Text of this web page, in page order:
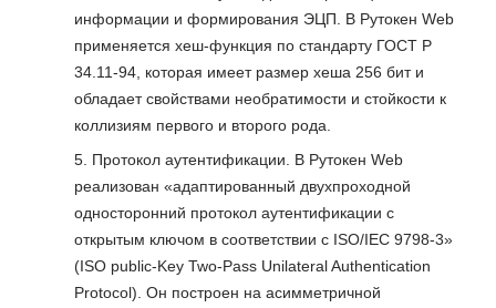
информации и формирования ЭЦП. В Рутокен Web
применяется хеш-функция по стандарту ГОСТ Р
34.11-94, которая имеет размер хеша 256 бит и
обладает свойствами необратимости и стойкости к
коллизиям первого и второго рода.
Протокол аутентификации. В Рутокен Web
реализован «адаптированный двухпроходной
односторонний протокол аутентификации с
открытым ключом в соответствии с ISO/IEC 9798-3»
(ISO public-Key Two-Pass Unilateral Authentication
Protocol). Он построен на асимметричной